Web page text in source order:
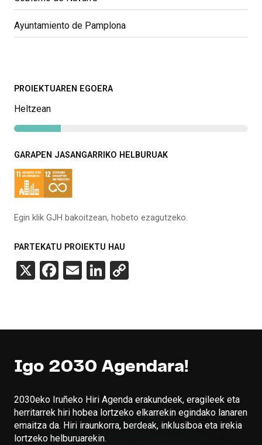
Ayuntamiento de Pamplona
PROIEKTUAREN EGOERA
Heltzean
GARAPEN JASANGARRIKO HELBURUAK
Egin klik GJH bakoitzean, hobeto ezagutzeko.
PARTEKATU PROIEKTU HAU
X Facebook
EmailLinkedIn
Igo 2030 Agendara!
2030eko Iruñeko Hiri Agenda erakundeek, eragileek eta
herritarrek hiri hobea lortzeko elkarrekin egindako lanaren
emaitza da. Hiri iraunkorra, berdeak, inklusiboa eta irekia
lortzeko helburuarekin.